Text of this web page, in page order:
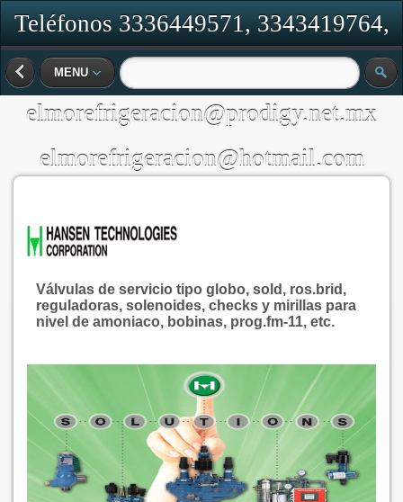
Teléfonos 3336449571, 3343419764,
Correo Electronico:
elmorefrigeracion@prodigy.net.mx
elmorefrigeracion@hotmail.com
MENU
Válvulas de servicio tipo globo, sold, ros.brid,
reguladoras, solenoides, checks y mirillas para
nivel de amoniaco, bobinas, prog.fm-11, etc.